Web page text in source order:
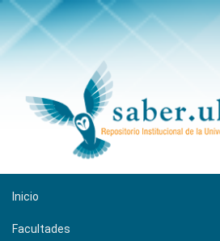
Inicio
Facultades